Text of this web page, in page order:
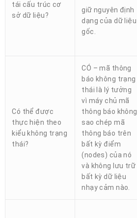
tái cấu trúc cơ
sở dữ liệu?
giữ nguyên định
dạng của dữ liệu
gốc.
Có thể được
thực hiện theo
kiểu không trạng
thái?
CÓ – mã thông
báo không trạng
thái là lý tưởng
vì máy chủ mã
thông báo không
sao chép mã
thông báo trên
bất kỳ điểm
(nodes) của nó
và không lưu trữ
bất kỳ dữ liệu
nhạy cảm nào.